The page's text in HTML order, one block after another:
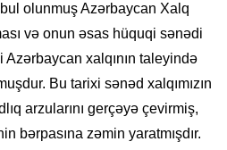
olunmuş Azərbaycan Xalq
və onun əsas hüquqi sənədi
xalqının taleyində
Bu tarixi sənəd xalqımızın
arzularını gerçəyə çevirmiş,
bərpasına zəmin yaratmışdır.